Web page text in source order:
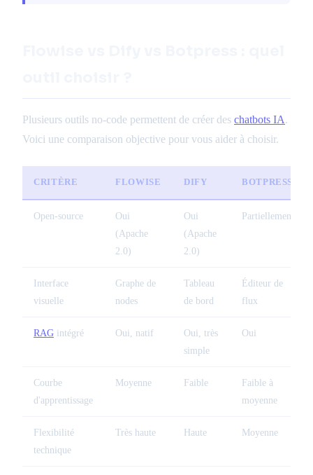
Plusieurs outils no-code permettent de créer des chatbots IA.
Voici une comparaison objective pour vous aider à choisir.
CRITÈRE FLOWISE DIFY BOTPRESS
Open-source
Oui
(Apache
2.0)
Oui
(Apache
2.0)
Partiellement
Interface
visuelle
Graphe de
nodes
Tableau
de bord
Éditeur de
flux
RAG intégré Oui, natif
Oui, très
simple
Oui
Courbe
d'apprentissage
Moyenne Faible
Faible à
moyenne
Flexibilité
technique
Très haute Haute Moyenne